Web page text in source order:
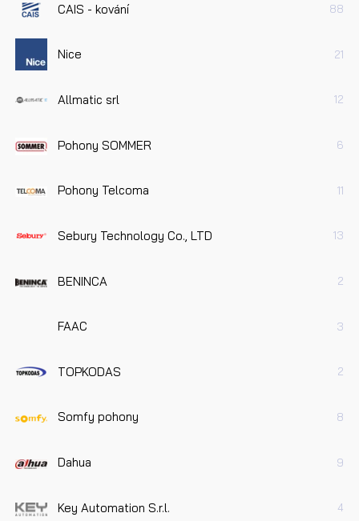
CAIS - kování 88
Nice 21
Allmatic srl 12
Pohony SOMMER 6
Pohony Telcoma 11
Sebury Technology Co., LTD 13
BENINCA 2
FAAC 3
TOPKODAS 2
Somfy pohony 8
Dahua 9
Key Automation S.r.l. 4